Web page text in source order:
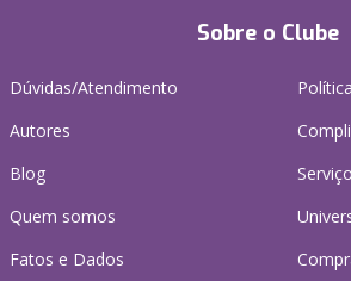
Sobre o Clube
Dúvidas/Atendimento
Autores
Blog
Quem somos
Fatos e Dados